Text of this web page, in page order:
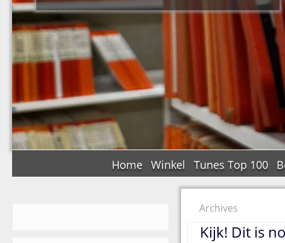
Home Winkel Tunes Top 100
Archives
Kijk! Dit is